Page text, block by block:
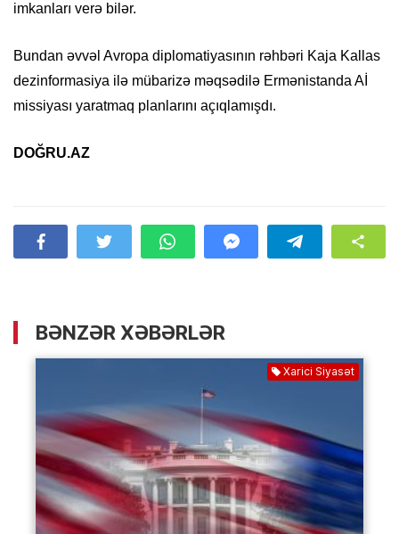
imkanları verə bilər.
Bundan əvvəl Avropa diplomatiyasının rəhbəri Kaja Kallas
dezinformasiya ilə mübarizə məqsədilə Ermənistanda Aİ
missiyası yaratmaq planlarını açıqlamışdı.
DOĞRU.AZ
BƏNZƏR XƏBƏRLƏR
Xarici Siyasət